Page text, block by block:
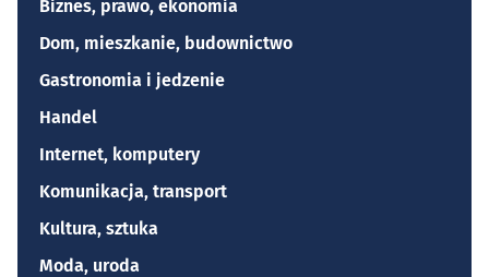
Biznes, prawo, ekonomia
Dom, mieszkanie, budownictwo
Gastronomia i jedzenie
Handel
Internet, komputery
Komunikacja, transport
Kultura, sztuka
Moda, uroda